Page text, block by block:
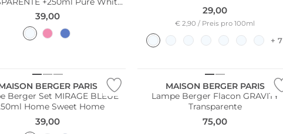
Tea
39,00
29,00
€ 2,90 / Preis pro 100ml
+ 7
BERGER PARIS
Berger Set MIRAGE BLEUE
Home Sweet Home
39,00
MAISON BERGER PARIS
Lampe Berger Flacon GRAVITY
Transparente
75,00